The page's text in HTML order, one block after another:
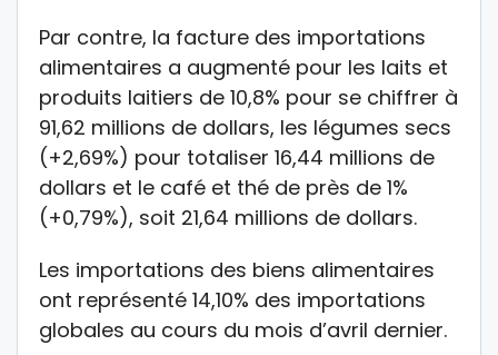
Par contre, la facture des importations
alimentaires a augmenté pour les laits et
produits laitiers de 10,8% pour se chiffrer à
91,62 millions de dollars, les légumes secs
(+2,69%) pour totaliser 16,44 millions de
dollars et le café et thé de près de 1%
(+0,79%), soit 21,64 millions de dollars.
Les importations des biens alimentaires
ont représenté 14,10% des importations
globales au cours du mois d’avril dernier.